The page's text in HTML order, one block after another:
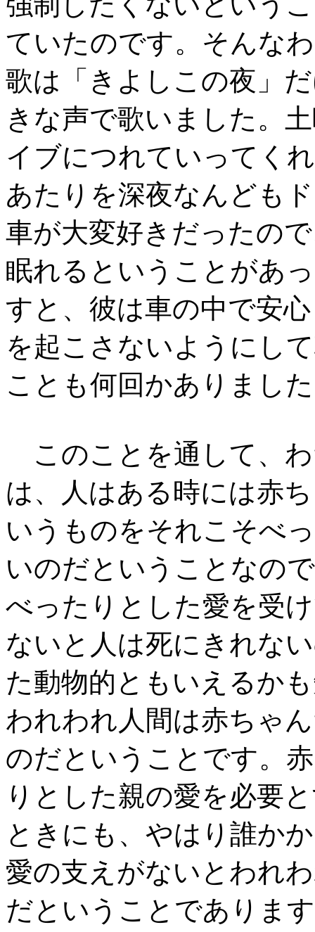
ていたのです。そんな
歌は「きよしこの夜」
きな声で歌いました。
イブにつれていってく
あたりを深夜なんども
車が大変好きだったの
眠れるということがあ
すと、彼は車の中で安
を起こさないようにし
ことも何回かありまし
このことを通して、
は、人はある時には赤
いうものをそれこそべ
いのだということなの
べったりとした愛を受
ないと人は死にきれな
た動物的ともいえるか
われわれ人間は赤ちゃ
のだということです。
りとした親の愛を必要
ときにも、やはり誰か
愛の支えがないとわれ
だということでありま